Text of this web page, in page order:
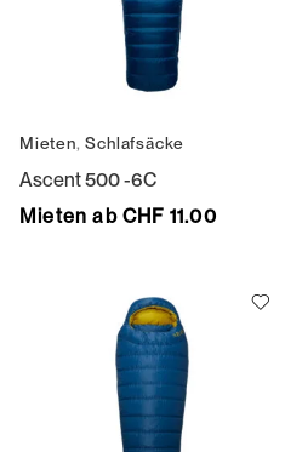
Mieten,Schlafsäcke
Ascent 500 -6C
Mieten ab CHF 11.00